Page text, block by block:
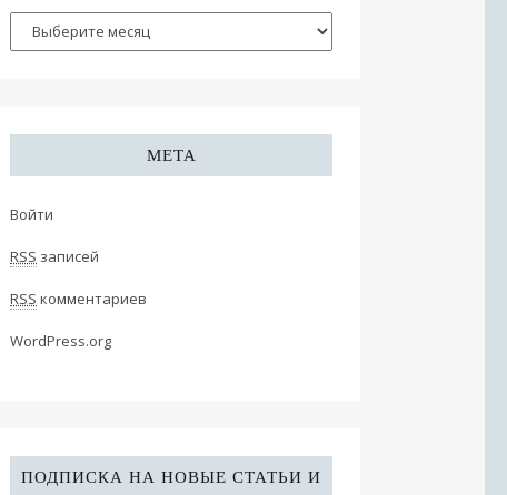
МЕТА
Войти
RSS записей
RSS комментариев
WordPress.org
ПОДПИСКА НА НОВЫЕ СТАТЬИ И